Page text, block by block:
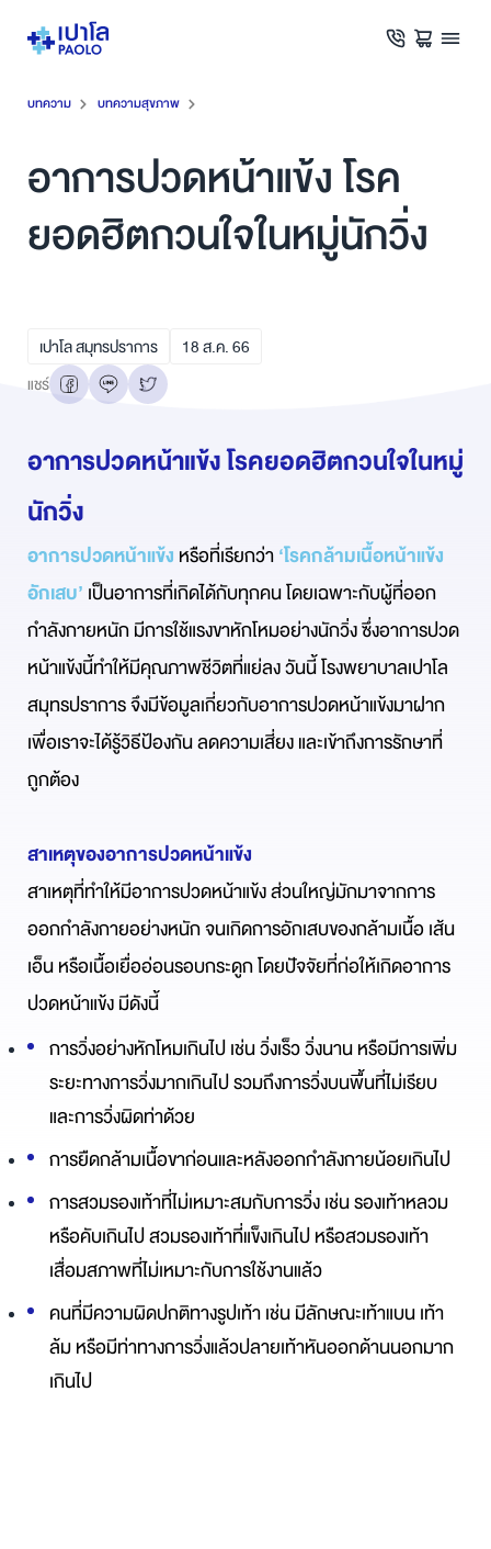
บทความ บทความสุขภาพ
อาการปวดหน้าแข้ง โรค
ยอดฮิตกวนใจในหมู่นักวิ่ง
เปาโล สมุทรปราการ 18ส.ค.66
แชร์
อาการปวดหน้าแข้ง โรคยอดฮิตกวนใจในหมู่
นักวิ่ง
อาการปวดหน้าแข้ง หรือที่เรียกว่า‘โรคกล้ามเนื้อหน้าแข้ง
อักเสบ’ เป็นอาการที่เกิดได้กับทุกคน โดยเฉพาะกับผู้ที่ออก
กำลังกายหนัก มีการใช้แรงขาหักโหมอย่างนักวิ่ง ซึ่งอาการปวด
หน้าแข้งนี้ทำให้มีคุณภาพชีวิตที่แย่ลง วันนี้ โรงพยาบาลเปาโล
สมุทรปราการ จึงมีข้อมูลเกี่ยวกับอาการปวดหน้าแข้งมาฝาก
เพื่อเราจะได้รู้วิธีป้องกัน ลดความเสี่ยง และเข้าถึงการรักษาที่
ถูกต้อง
สาเหตุของอาการปวดหน้าแข้ง
สาเหตุที่ทำให้มีอาการปวดหน้าแข้ง ส่วนใหญ่มักมาจากการ
ออกกำลังกายอย่างหนัก จนเกิดการอักเสบของกล้ามเนื้อ เส้น
เอ็น หรือเนื้อเยื่ออ่อนรอบกระดูก โดยปัจจัยที่ก่อให้เกิดอาการ
ปวดหน้าแข้ง มีดังนี้
การวิ่งอย่างหักโหมเกินไป เช่น วิ่งเร็ว วิ่งนาน หรือมีการเพิ่ม
ระยะทางการวิ่งมากเกินไป รวมถึงการวิ่งบนพื้นที่ไม่เรียบ
และการวิ่งผิดท่าด้วย
การยืดกล้ามเนื้อขาก่อนและหลังออกกำลังกายน้อยเกินไป
การสวมรองเท้าที่ไม่เหมาะสมกับการวิ่ง เช่น รองเท้าหลวม
หรือคับเกินไป สวมรองเท้าที่แข็งเกินไป หรือสวมรองเท้า
เสื่อมสภาพที่ไม่เหมาะกับการใช้งานแล้ว
คนที่มีความผิดปกติทางรูปเท้า เช่น มีลักษณะเท้าแบน เท้า
ล้ม หรือมีท่าทางการวิ่งแล้วปลายเท้าหันออกด้านนอกมาก
เกินไป